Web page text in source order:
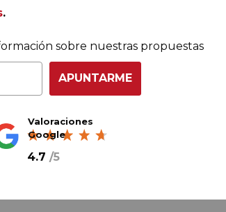
.
sobre nuestras propuestas
APUNTARME
Valoraciones
Google
4.7 /5